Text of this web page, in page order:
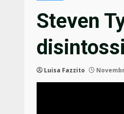
Steven
Luisa Fazzito